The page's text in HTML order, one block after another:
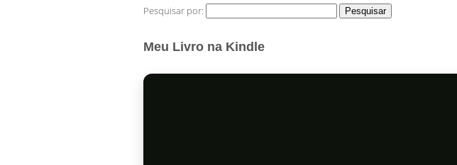
Pesquisar por:
Meu Livro na Kindle